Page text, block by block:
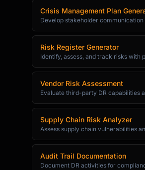
Crisis Management Plan
Develop stakeholder
Risk Register Generator
Identify, assess, and track risks
Vendor Risk Assessment
Evaluate third-party DR capabilities
Supply Chain Risk Analyzer
Assess supply chain vulnerabilities
Audit Trail Documentation
Document DR activities for